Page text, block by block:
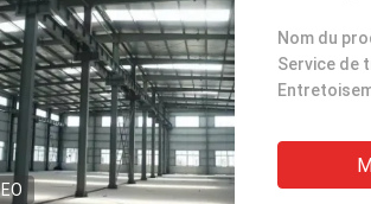
Nom du